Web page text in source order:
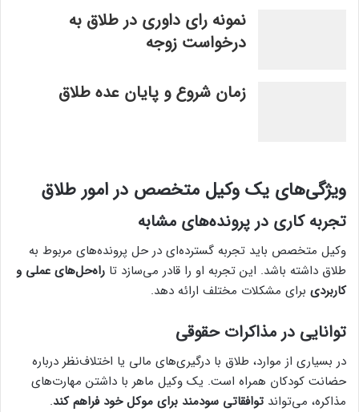
نمونه رای داوری در طلاق به
درخواست زوجه
زمان شروع و پایان عده طلاق
ویژگی‌های یک وکیل متخصص در امور طلاق
تجربه کاری در پرونده‌های مشابه
وکیل متخصص باید تجربه گسترده‌ای در حل پرونده‌های مربوط به
طلاق داشته باشد. این تجربه او را قادر می‌سازد تا راه‌حل‌های عملی و
کاربردی برای مشکلات مختلف ارائه دهد.
توانایی در مذاکرات حقوقی
در بسیاری از موارد، طلاق با درگیری‌های مالی یا اختلاف‌نظر درباره
حضانت کودکان همراه است. یک وکیل ماهر با داشتن مهارت‌های
مذاکره، می‌تواند توافقاتی سودمند برای موکل خود فراهم کند.